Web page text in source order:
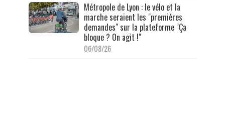
Métropole de Lyon : le vélo et la
marche seraient les "premières
demandes" sur la plateforme "Ça
bloque ? On agit !"
06/08/26